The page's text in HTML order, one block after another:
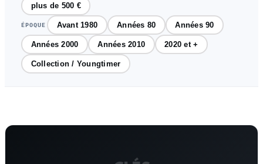
plus de 500 €
ÉPOQUE Avant 1980 Années 80 Années 90
Années 2000 Années 2010 2020 et +
Collection / Youngtimer